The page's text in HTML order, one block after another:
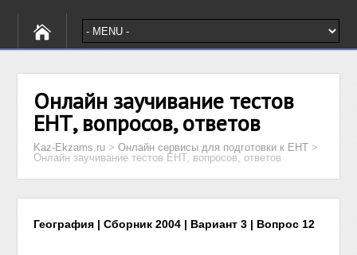
Онлайн заучивание тестов
ЕНТ, вопросов, ответов
Kaz-Ekzams.ru >Онлайн сервисы для подготовки к ЕНТ >
Онлайн заучивание тестов ЕНТ, вопросов, ответов
География | Сборник 2004 | Вариант 3 | Вопрос 12